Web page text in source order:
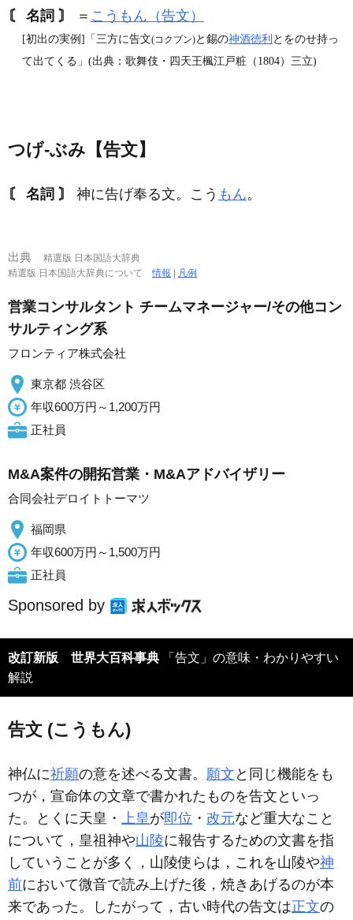
〘 名詞 〙 ＝ こうもん（告文）
[初出の実例]「三方に告文(コクブン)と錫の神酒徳利 とをのせ持っ
て出てくる」(出典：歌舞伎・四天王楓江戸粧（1804）三立)
つげ‐ぶみ【告文】
〘 名詞 〙 神に告げ奉る文。こう もん。
出典
精選版 日本国語大辞典
精選版 日本国語大辞典について情報 凡例
営業コンサルタント チームマネージャー/その他コン
サルティング系
フロンティア株式会社
東京都 渋谷区
年収600万円～1,200万円
正社員
M&A案件の開拓営業・M&Aアドバイザリー
合同会社デロイトトーマツ
福岡県
年収600万円～1,500万円
正社員
Sponsored by
改訂新版 世界大百科事典
解説
告文 (こうもん)
神仏に祈願の意を述べる文書。 願文 と同じ機能をも
つが，宣命体の文章で書かれたものを告文といっ
た。とくに天皇・ 上皇が即位 ・ 改元など重大なこと
について，皇祖神や山陵に報告するための文書を指
していうことが多く，山陵使らは，これを山陵や神
前において微音で読み上げた後，焼きあげるのが本
来であった。したがって，古い時代の告文は正文の